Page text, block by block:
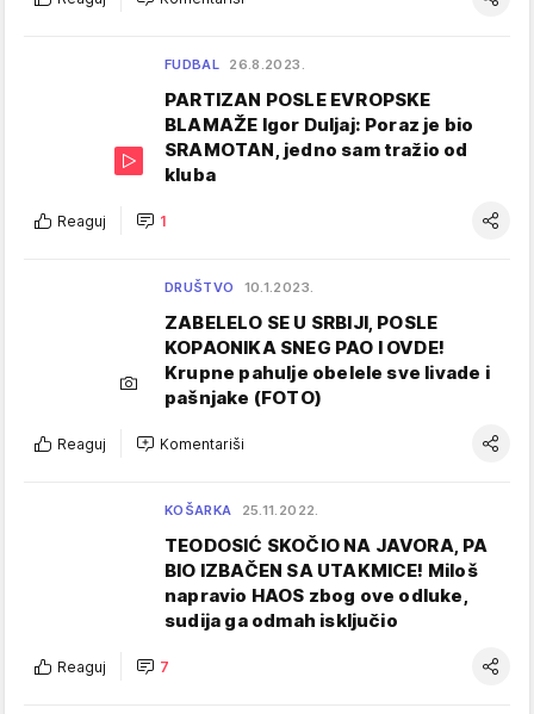
FUDBAL 26.8.2023.
PARTIZAN POSLE EVROPSKE
BLAMAŽE Igor Duljaj: Poraz je bio
SRAMOTAN, jedno sam tražio od
kluba
Reaguj 1
DRUŠTVO 10.1.2023.
ZABELELO SE U SRBIJI, POSLE
KOPAONIKA SNEG PAO I OVDE!
Krupne pahulje obelele sve livade i
pašnjake (FOTO)
Reaguj Komentariši
KOŠARKA 25.11.2022.
TEODOSIĆ SKOČIO NA JAVORA, PA
BIO IZBAČEN SA UTAKMICE! Miloš
napravio HAOS zbog ove odluke,
sudija ga odmah isključio
Reaguj 7